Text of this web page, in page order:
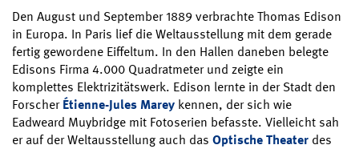
Den August und September 1889 verbrachte Thomas Edison
in Europa. In Paris lief die Weltausstellung mit dem gerade
fertig gewordene Eiffeltum. In den Hallen daneben belegte
Edisons Firma 4.000 Quadratmeter und zeigte ein
komplettes Elektrizitätswerk. Edison lernte in der Stadt den
ForscherÉtienne-Jules Marey kennen, der sich wie
Eadweard Muybridge mit Fotoserien befasste. Vielleicht sah
er auf der Weltausstellung auch das Optische Theater des